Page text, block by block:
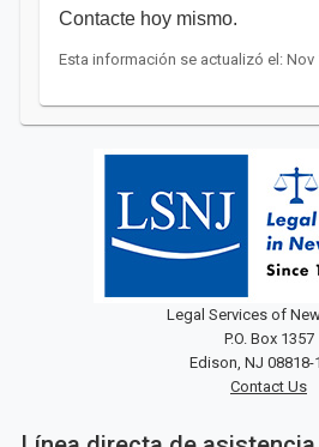
Contacte hoy mismo.​​
Esta información se actualizó el: Nov
Legal Services of
P.O. Box 1357
Edison, NJ 08818-
Contact Us